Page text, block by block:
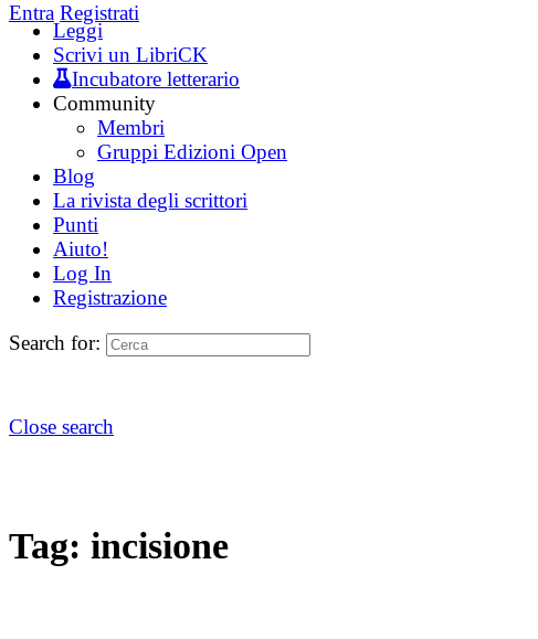
Entra Registrati
Leggi
Scrivi un LibriCK
Incubatore letterario
Community
Membri
Gruppi Edizioni Open
Blog
La rivista degli scrittori
Punti
Aiuto!
Log In
Registrazione
Search for:
Close search
Tag: incisione